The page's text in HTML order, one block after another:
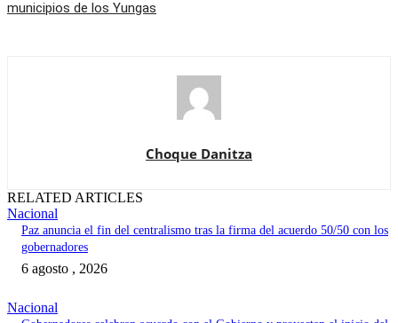
municipios de los Yungas
Choque Danitza
RELATED ARTICLES
Nacional
Paz anuncia el fin del centralismo tras la firma del acuerdo 50/50 con los
gobernadores
6 agosto , 2026
Nacional